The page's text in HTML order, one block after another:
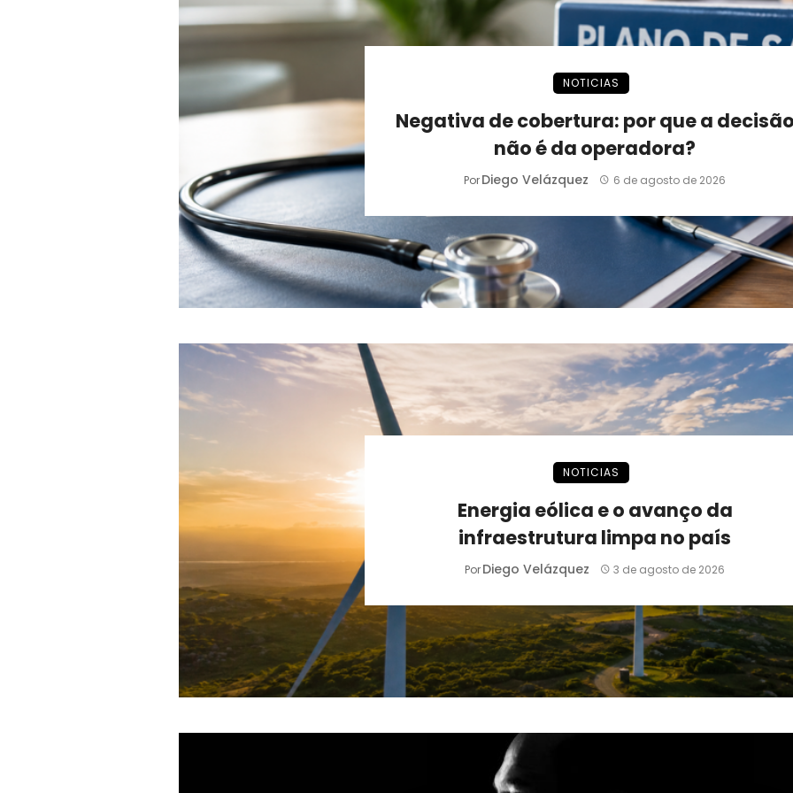
NOTICIAS
Negativa de cobertura: por que a
não é da operadora?
PorDiego Velázquez 6 de agosto de 2026
NOTICIAS
Energia eólica e o avanço da
infraestrutura limpa no país
PorDiego Velázquez 3 de agosto de 2026